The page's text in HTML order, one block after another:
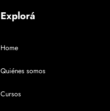
Explorá
Home
Quiénes somos
Cursos